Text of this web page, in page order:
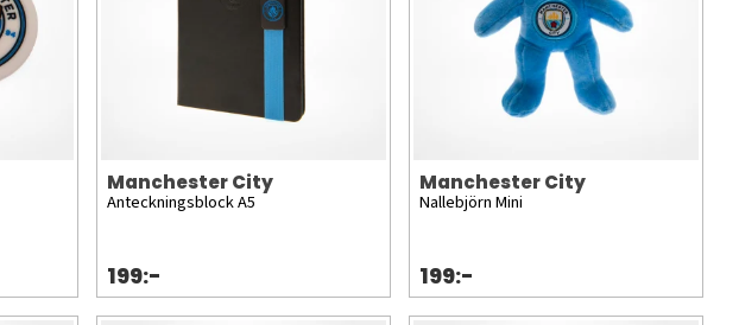
Manchester City
Anteckningsblock A5
199:-
Manchester City
Nallebjörn Mini
199:-